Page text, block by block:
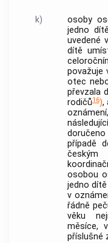
k)
osoby
jedno
uvedené
dítě
považuje
otec
převzala
rodičů16),
případě
osobou
jedno
v
řádně
věku
měsíce,
příslušné